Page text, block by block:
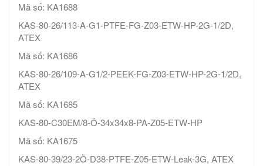
Mã số: KA1688
KAS-80-26/113-A-G1-PTFE-FG-Z03-ETW-HP-2G-1/2D,
ATEX
Mã số: KA1686
KAS-80-26/109-A-G1/2-PEEK-FG-Z03-ETW-HP-2G-1/2D,
ATEX
Mã số: KA1685
KAS-80-C30EM/8-Ö-34x34x8-PA-Z05-ETW-HP
Mã số: KA1675
KAS-80-39/23-2Ö-D38-PTFE-Z05-ETW-Leak-3G, ATEX